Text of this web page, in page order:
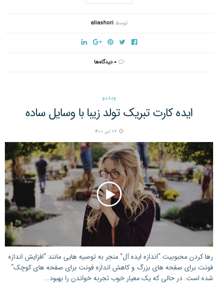
توسط aliashori
۰ دیدگاه‌ها
ویدیو
ایده کارت تبریک تولد زیبا با وسایل ساده
۲۷ تیر ۱۴۰۰
رها کردن محبوبیت "اندازه ایده آل" منجر به توصیه هایی مانند "افزایش اندازه
فونت برای صفحه های بزرگ و کاهش اندازه فونت برای صفحه های کوچک"
شده است. در حالی که یک معیار خوب تجربه خواندن را بهبود...